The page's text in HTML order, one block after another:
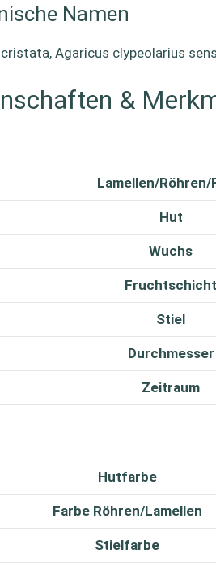
Namen
Agaricus clypeolarius
&
Lamellen/Röhren/
Hut
Wuchs
Fruchtschicht
Stiel
Durchmesser
Zeitraum
Hutfarbe
Farbe Röhren/Lamellen
Stielfarbe